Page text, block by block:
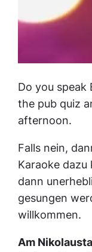
Do you speak
the pub quiz
afternoon.
Falls nein,
Karaoke dazu
dann
gesungen
willkommen.
Am